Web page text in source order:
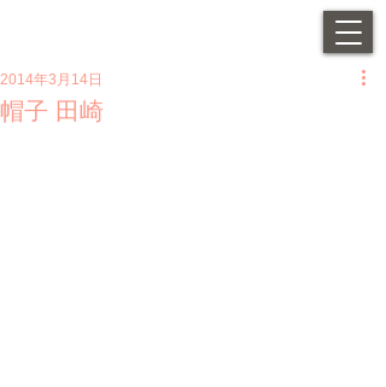
帽子 田崎
2014年3月14日